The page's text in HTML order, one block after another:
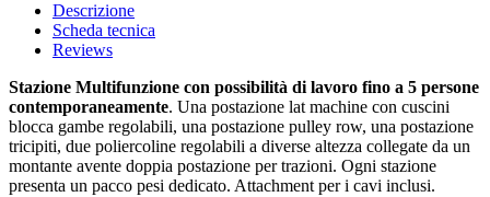
Descrizione
Scheda tecnica
Reviews
Stazione Multifunzione con possibilità di lavoro fino a 5 persone
contemporaneamente. Una postazione lat machine con cuscini
blocca gambe regolabili, una postazione pulley row, una postazione
tricipiti, due poliercoline regolabili a diverse altezza collegate da un
montante avente doppia postazione per trazioni. Ogni stazione
presenta un pacco pesi dedicato. Attachment per i cavi inclusi.